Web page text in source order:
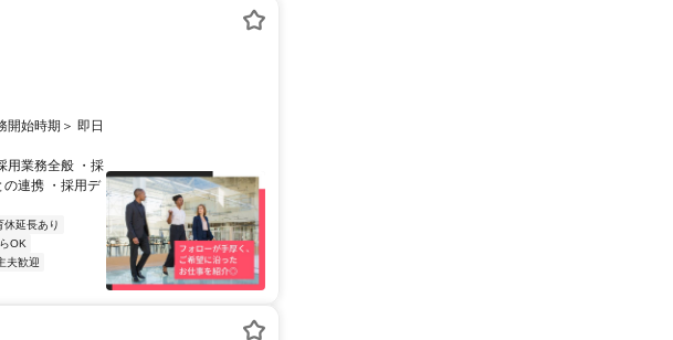
開始時期＞ 即日
用業務全般 ・採
の連携 ・採用デ
休延長あり
OK
夫歓迎